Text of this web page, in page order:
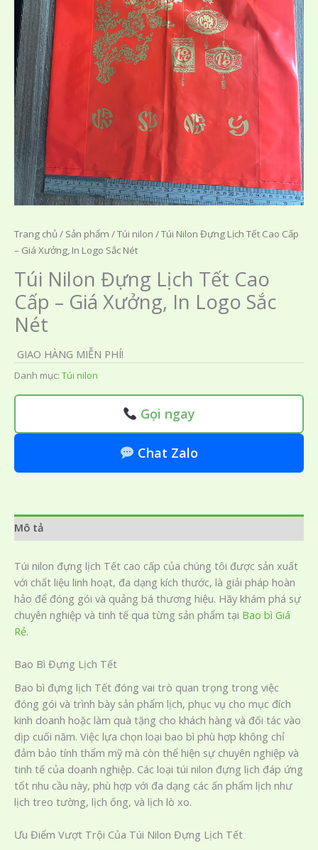
Trang chủ / Sản phẩm /Túi nilon / Túi Nilon Đựng Lịch Tết Cao Cấp
– Giá Xưởng, In Logo Sắc Nét
Túi Nilon Đựng Lịch Tết Cao
Cấp – Giá Xưởng, In Logo Sắc
Nét
GIAO HÀNG MIỄN PHÍ!
Danh mục: Túi nilon
Gọi ngay
Chat Zalo
Mô tả
Túi nilon đựng lịch Tết cao cấp của chúng tôi được sản xuất
với chất liệu linh hoạt, đa dạng kích thước, là giải pháp hoàn
hảo để đóng gói và quảng bá thương hiệu. Hãy khám phá sự
chuyên nghiệp và tinh tế qua từng sản phẩm tại Bao bì Giá
Rẻ.
Bao Bì Đựng Lịch Tết
Bao bì đựng lịch Tết đóng vai trò quan trọng trong việc
đóng gói và trình bày sản phẩm lịch, phục vụ cho mục đích
kinh doanh hoặc làm quà tặng cho khách hàng và đối tác vào
dịp cuối năm. Việc lựa chọn loại bao bì phù hợp không chỉ
đảm bảo tính thẩm mỹ mà còn thể hiện sự chuyên nghiệp và
tinh tế của doanh nghiệp. Các loại túi nilon đựng lịch đáp ứng
tốt nhu cầu này, phù hợp với đa dạng các ấn phẩm lịch như
lịch treo tường, lịch ống, và lịch lò xo.
Ưu Điểm Vượt Trội Của Túi Nilon Đựng Lịch Tết